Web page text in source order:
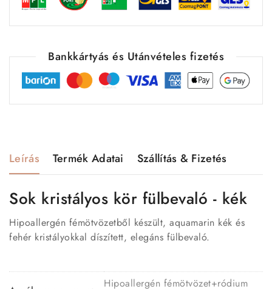
Bankkártyás és Utánvételes fizetés
Leírás Termék Adatai Szállítás & Fizetés
Sok kristályos kör fülbevaló - kék
Hipoallergén fémötvözetből készült, aquamarin kék és
fehér kristályokkal díszített, elegáns fülbevaló.
Hipoallergén fémötvözet+ródium